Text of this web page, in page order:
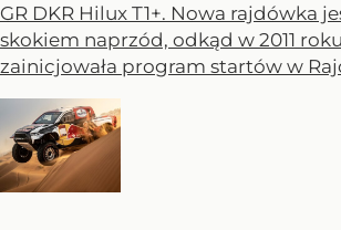
GR DKR Hilux T1+. Nowa rajdówka
skokiem naprzód, odkąd w 2011
zainicjowała program startów w